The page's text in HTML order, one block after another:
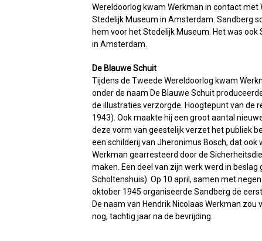
Wereldoorlog kwam Werkman in contact
Stedelijk Museum in Amsterdam. Sandberg
hem voor het Stedelijk Museum. Het was
in Amsterdam.
De Blauwe Schuit
Tijdens de Tweede Wereldoorlog kwam
onder de naam De Blauwe Schuit
de illustraties verzorgde. Hoogtepunt van de
1943). Ook maakte hij een groot aantal
deze vorm van geestelijk verzet het publiek
een schilderij van Jheronimus Bosch, dat
Werkman gearresteerd door de
maken. Een deel van zijn werk werd in
Scholtenshuis). Op 10 april, samen met
oktober 1945 organiseerde Sandberg de
De naam van Hendrik Nicolaas Werkman
nog, tachtig jaar na de bevrijding.